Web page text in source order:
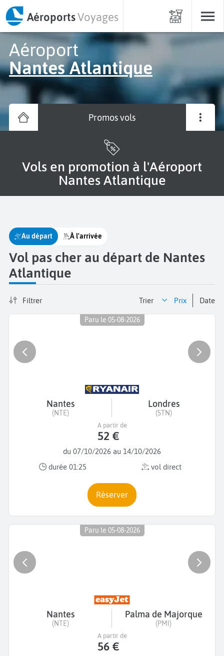
AéroportsVoyages
Aéroport
Nantes Atlantique
Promos vols
Vols en promotion à l'Aéroport
Nantes Atlantique
Vol pas cher au départ de Nantes
Atlantique
Au départ À l'arrivée
Filtrer Trier prix date
Paru le 05-08-2026
Nantes
(NTE)
Londres
(STN)
du 07/10/2026 au 14/10/2026
durée 01:25
vol direct
A partir de
52 €
Réserver
Paru le 05-08-2026
Nantes
(NTE)
Palma de Majorque
(PMI)
A partir de
56 €